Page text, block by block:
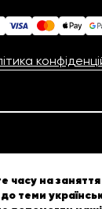
на заняття
теми